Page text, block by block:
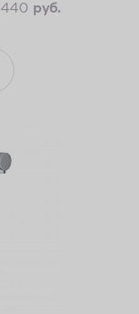
руб.